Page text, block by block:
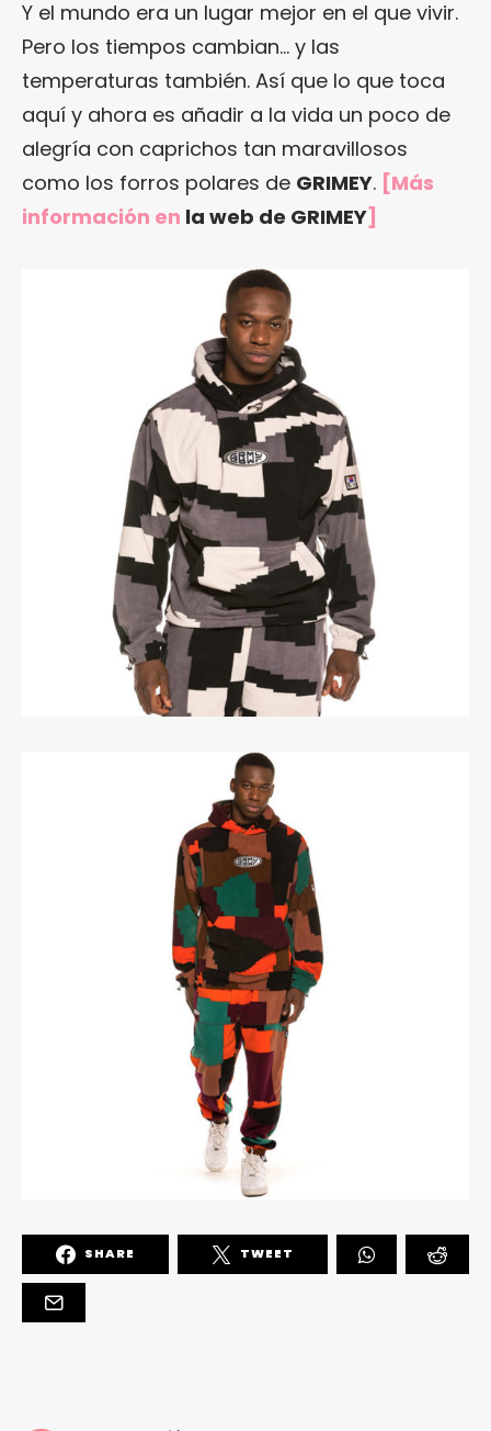
Y el mundo era un lugar mejor en el que vivir.
Pero los tiempos cambian… y las
temperaturas también. Así que lo que toca
aquí y ahora es añadir a la vida un poco de
alegría con caprichos tan maravillosos
como los forros polares de GRIMEY. [Más
información en la web de GRIMEY]
SHARE TWEET